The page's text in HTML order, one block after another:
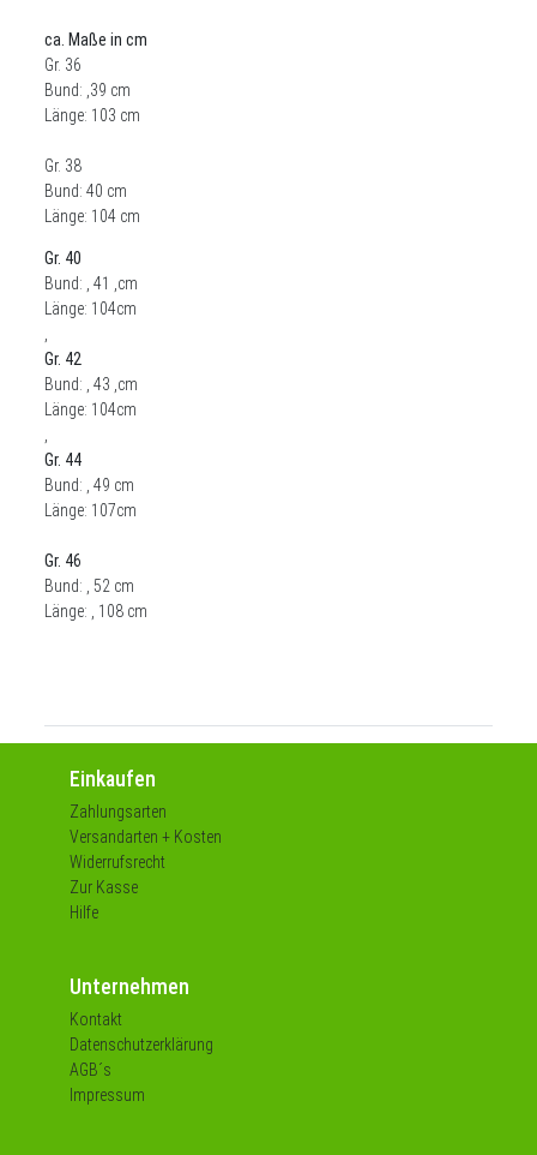
ca. Maße in cm
Gr. 36
Bund: ,39 cm
Länge: 103 cm
Gr. 38
Bund: 40 cm
Länge: 104 cm
Gr. 40
Bund: , 41 ,cm
Länge: 104cm
Gr. 42
Bund: , 43 ,cm
Länge: 104cm
Gr. 44
Bund: , 49 cm
Länge: 107cm
Gr. 46
Bund: , 52 cm
Länge: , 108 cm
Einkaufen
Zahlungsarten
Versandarten + Kosten
Widerrufsrecht
Zur Kasse
Hilfe
Unternehmen
Kontakt
Datenschutzerklärung
AGB´s
Impressum